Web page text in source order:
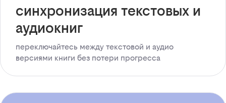
синхронизация текстовых и
аудиокниг
переключайтесь между текстовой и аудио
версиями книги без потери прогресса